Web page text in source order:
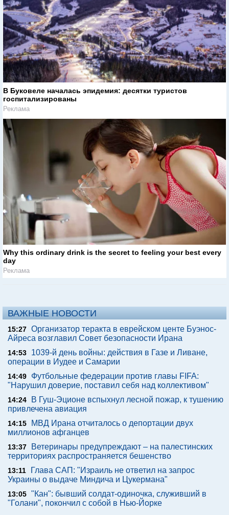
В Буковеле началась эпидемия: десятки туристов
госпитализированы
Реклама
Why this ordinary drink is the secret to feeling your best every
day
Реклама
ВАЖНЫЕ НОВОСТИ
15:27 Организатор теракта в еврейском центе Буэнос-
Айреса возглавил Совет безопасности Ирана
14:53
1039-й день войны: действия в Газе и Ливане,
операции в Иудее и Самарии
14:49
Футбольные федерации против главы FIFA:
"Нарушил доверие, поставил себя над коллективом"
14:24
В Гуш-Эционе вспыхнул лесной пожар, к тушению
привлечена авиация
14:15
МВД Ирана отчиталось о депортации двух
миллионов афганцев
13:37
Ветеринары предупреждают – на палестинских
территориях распространяется бешенство
13:11
Глава САП: "Израиль не ответил на запрос
Украины о выдаче Миндича и Цукермана"
13:05 "Кан": бывший солдат-одиночка, служивший в
"Голани", покончил с собой в Нью-Йорке